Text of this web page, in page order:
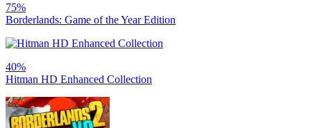
75%
Borderlands: Game of the Year Edition
40%
Hitman HD Enhanced Collection